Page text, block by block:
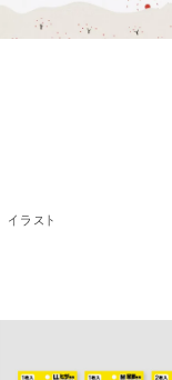
イラスト